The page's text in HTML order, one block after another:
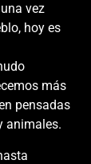
vez
hoy es
más
pensadas
animales.